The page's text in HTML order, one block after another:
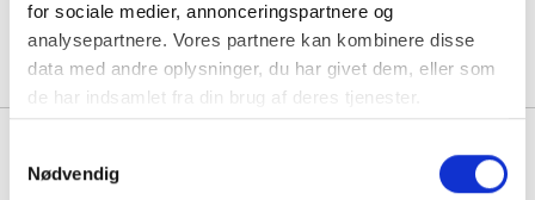
for sociale medier, annonceringspartnere og
analysepartnere. Vores partnere kan kombinere disse
data med andre oplysninger, du har givet dem, eller som
de har indsamlet fra din brug af deres tjenester.
Nødvendig
1 stk á 350,00